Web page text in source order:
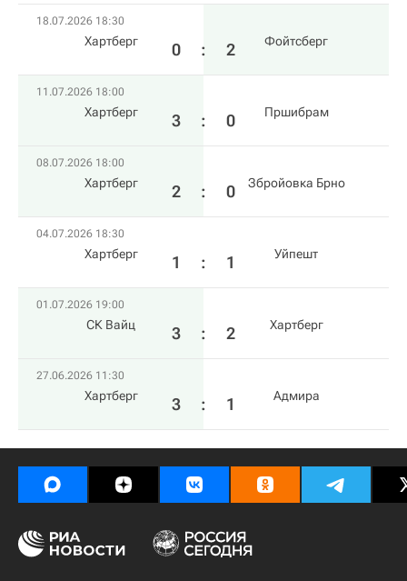
18.07.2026 18:30
Хартберг 0 : 2 Фойтсберг
11.07.2026 18:00
Хартберг 3 : 0 Пршибрам
08.07.2026 18:00
Хартберг 2 : 0 Збройовка Брно
04.07.2026 18:30
Хартберг 1 : 1 Уйпешт
01.07.2026 19:00
СК Вайц 3 : 2 Хартберг
27.06.2026 11:30
Хартберг 3 : 1 Адмира